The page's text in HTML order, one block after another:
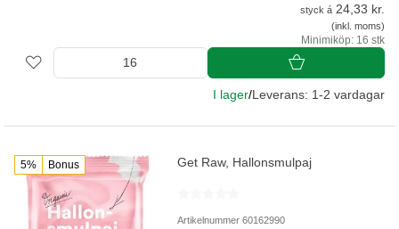
styck á 24,33 kr.
(inkl. moms)
Minimiköp: 16 stk
I lager/Leverans: 1-2 vardagar
5% Bonus Get Raw, Hallonsmulpaj
Artikelnummer 60162990